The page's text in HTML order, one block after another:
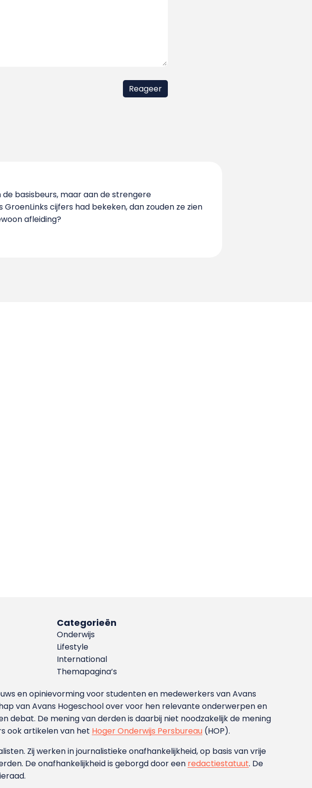
basisbeurs, maar aan de strengere
cijfers had bekeken, dan zouden ze zien
afleiding?
Categorieën
Onderwijs
Lifestyle
International
Themapagina’s
en opinievorming voor studenten en medewerkers van Avans
van Avans Hogeschool over voor hen relevante onderwerpen en
debat. De mening van derden is daarbij niet noodzakelijk de mening
ook artikelen van het Hoger Onderwijs Persbureau (HOP).
Zij werken in journalistieke onafhankelijkheid, op basis van vrije
De onafhankelijkheid is geborgd door een redactiestatuut. De